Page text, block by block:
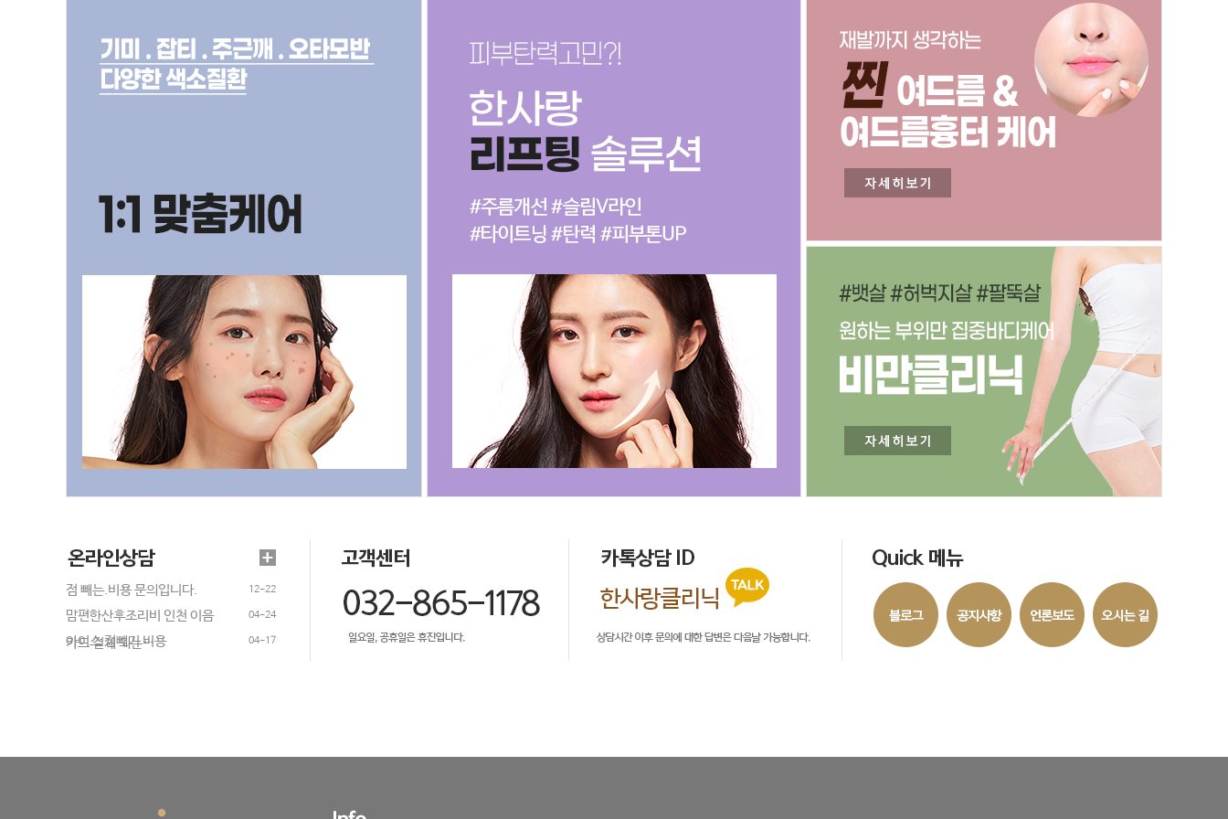
점 빼는.비용 문의입니다. 12-22
맘편한산후조리비 인천 이음
카드 결제 되는…
04-24
아이스 점빼기 비용 04-17